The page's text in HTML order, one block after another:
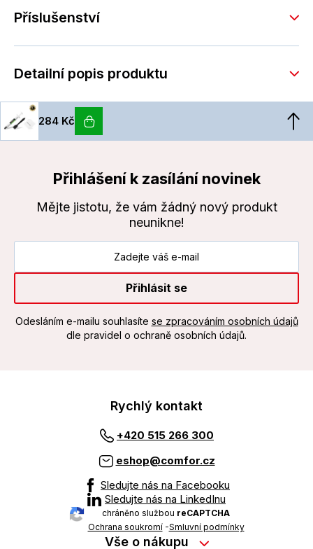
Příslušenství
Detailní popis produktu
284 Kč
Přihlášení k zasílání novinek
Mějte jistotu, že vám žádný nový produkt
neunikne!
Přihlásit se
Odesláním e-mailu souhlasíte se zpracováním osobních údajů
dle pravidel o ochraně osobních údajů.
Rychlý kontakt
+420 515 266 300
eshop@comfor.cz
Sledujte nás na Facebooku
Sledujte nás na LinkedInu
chráněno službou reCAPTCHA
Ochrana soukromí-Smluvní podmínky
Vše o nákupu